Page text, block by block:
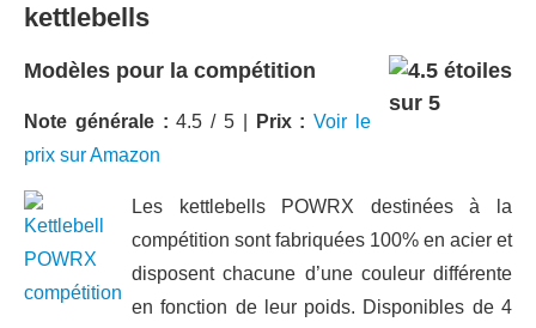
kettlebells
Modèles pour la compétition
Note générale : 4.5 / 5 | Prix : Voir le
prix sur Amazon
Les kettlebells POWRX destinées à la
compétition sont fabriquées 100% en acier et
disposent chacune d’une couleur différente
en fonction de leur poids. Disponibles de 4